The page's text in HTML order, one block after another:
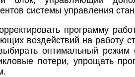
системы управления
программу
воздействий на работу
оптимальный
потери, упрощать